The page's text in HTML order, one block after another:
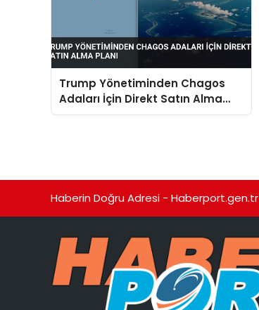
Trump Yönetiminden Chagos
Adaları İçin Direkt Satın Alma
Planı
Haberin Doğru Adresi - Haberport.gen.tr